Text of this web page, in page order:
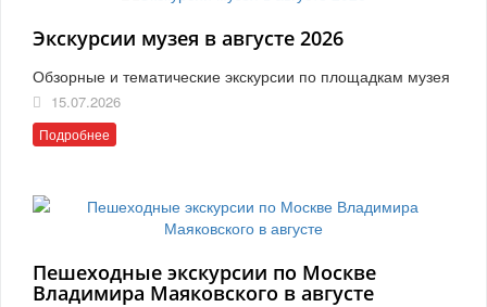
Экскурсии музея в августе 2026
Обзорные и тематические экскурсии по площадкам музея
15.07.2026
Подробнее
Пешеходные экскурсии по Москве
Владимира Маяковского в августе